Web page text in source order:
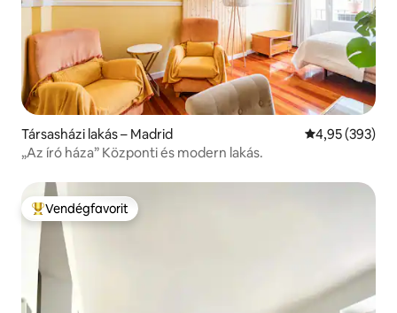
Társasházi lakás – Madrid Átlagos
4,95 (393)
„Az író háza” Központi és modern lakás.
Kiemelt vendégfavorit
Vendégfavorit